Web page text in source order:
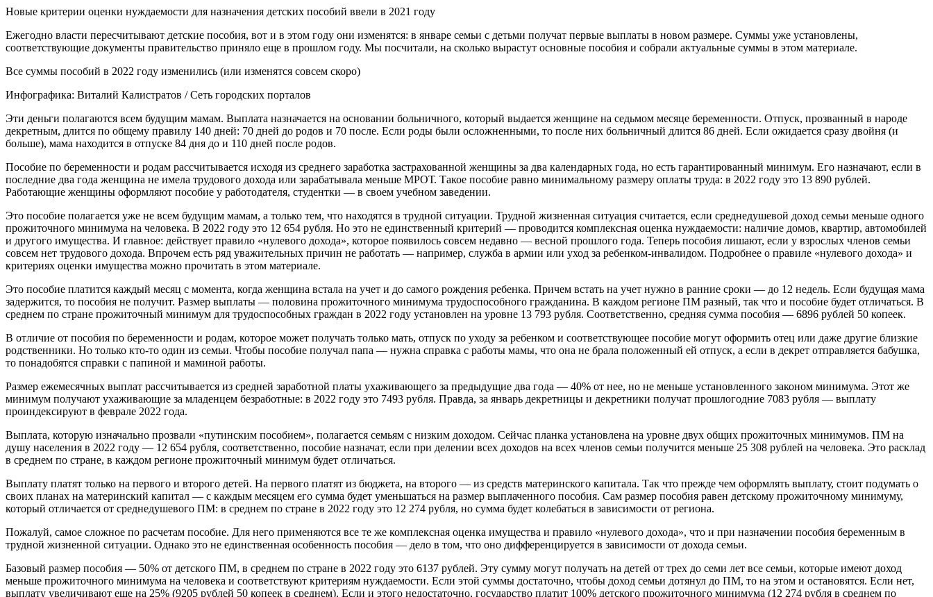
Новые критерии оценки нуждаемости для назначения детских пособий ввели в 2021 году
Ежегодно власти пересчитывают детские пособия, вот и в этом году они изменятся: в январе семьи с детьми получат первые выплаты в новом размере. Суммы уже установлены,
соответствующие документы правительство приняло еще в прошлом году. Мы посчитали, на сколько вырастут основные пособия и собрали актуальные суммы в этом материале.
Все суммы пособий в 2022 году изменились (или изменятся совсем скоро)
Инфографика: Виталий Калистратов / Сеть городских порталов
Эти деньги полагаются всем будущим мамам. Выплата назначается на основании больничного, который выдается женщине на седьмом месяце беременности. Отпуск, прозванный в народе
декретным, длится по общему правилу 140 дней: 70 дней до родов и 70 после. Если роды были осложненными, то после них больничный длится 86 дней. Если ожидается сразу двойня (и
больше), мама находится в отпуске 84 дня до и 110 дней после родов.
Пособие по беременности и родам рассчитывается исходя из среднего заработка застрахованной женщины за два календарных года, но есть гарантированный минимум. Его назначают, если в
последние два года женщина не имела трудового дохода или зарабатывала меньше МРОТ. Такое пособие равно минимальному размеру оплаты труда: в 2022 году это 13 890 рублей.
Работающие женщины оформляют пособие у работодателя, студентки — в своем учебном заведении.
Это пособие полагается уже не всем будущим мамам, а только тем, что находятся в трудной ситуации. Трудной жизненная ситуация считается, если среднедушевой доход семьи меньше одного
прожиточного минимума на человека. В 2022 году это 12 654 рубля. Но это не единственный критерий — проводится комплексная оценка нуждаемости: наличие домов, квартир, автомобилей
и другого имущества. И главное: действует правило «нулевого дохода», которое появилось совсем недавно — весной прошлого года. Теперь пособия лишают, если у взрослых членов семьи
совсем нет трудового дохода. Впрочем есть ряд уважительных причин не работать — например, служба в армии или уход за ребенком-инвалидом. Подробнее о правиле «нулевого дохода» и
критериях оценки имущества можно прочитать в этом материале.
Это пособие платится каждый месяц с момента, когда женщина встала на учет и до самого рождения ребенка. Причем встать на учет нужно в ранние сроки — до 12 недель. Если будущая мама
задержится, то пособия не получит. Размер выплаты — половина прожиточного минимума трудоспособного гражданина. В каждом регионе ПМ разный, так что и пособие будет отличаться. В
среднем по стране прожиточный минимум для трудоспособных граждан в 2022 году установлен на уровне 13 793 рубля. Соответственно, средняя сумма пособия — 6896 рублей 50 копеек.
В отличие от пособия по беременности и родам, которое может получать только мать, отпуск по уходу за ребенком и соответствующее пособие могут оформить отец или даже другие близкие
родственники. Но только кто-то один из семьи. Чтобы пособие получал папа — нужна справка с работы мамы, что она не брала положенный ей отпуск, а если в декрет отправляется бабушка,
то понадобятся справки с папиной и маминой работы.
Размер ежемесячных выплат рассчитывается из средней заработной платы ухаживающего за предыдущие два года — 40% от нее, но не меньше установленного законом минимума. Этот же
минимум получают ухаживающие за младенцем безработные: в 2022 году это 7493 рубля. Правда, за январь декретницы и декретники получат прошлогодние 7083 рубля — выплату
проиндексируют в феврале 2022 года.
Выплата, которую изначально прозвали «путинским пособием», полагается семьям с низким доходом. Сейчас планка установлена на уровне двух общих прожиточных минимумов. ПМ на
душу населения в 2022 году — 12 654 рубля, соответственно, пособие назначат, если при делении всех доходов на всех членов семьи получится меньше 25 308 рублей на человека. Это расклад
в среднем по стране, в каждом регионе прожиточный минимум будет отличаться.
Выплату платят только на первого и второго детей. На первого платят из бюджета, на второго — из средств материнского капитала. Так что прежде чем оформлять выплату, стоит подумать о
своих планах на материнский капитал — с каждым месяцем его сумма будет уменьшаться на размер выплаченного пособия. Сам размер пособия равен детскому прожиточному минимуму,
который отличается от среднедушевого ПМ: в среднем по стране в 2022 году это 12 274 рубля, но сумма будет колебаться в зависимости от региона.
Пожалуй, самое сложное по расчетам пособие. Для него применяются все те же комплексная оценка имущества и правило «нулевого дохода», что и при назначении пособия беременным в
трудной жизненной ситуации. Однако это не единственная особенность пособия — дело в том, что оно дифференцируется в зависимости от дохода семьи.
Базовый размер пособия — 50% от детского ПМ, в среднем по стране в 2022 году это 6137 рублей. Эту сумму могут получать на детей от трех до семи лет все семьи, которые имеют доход
меньше прожиточного минимума на человека и соответствуют критериям нуждаемости. Если этой суммы достаточно, чтобы доход семьи дотянул до ПМ, то на этом и остановятся. Если нет,
выплату увеличивают еще на 25% (9205 рублей 50 копеек в среднем). Если и этого недостаточно, государство платит 100% детского прожиточного минимума (12 274 рубля в среднем по